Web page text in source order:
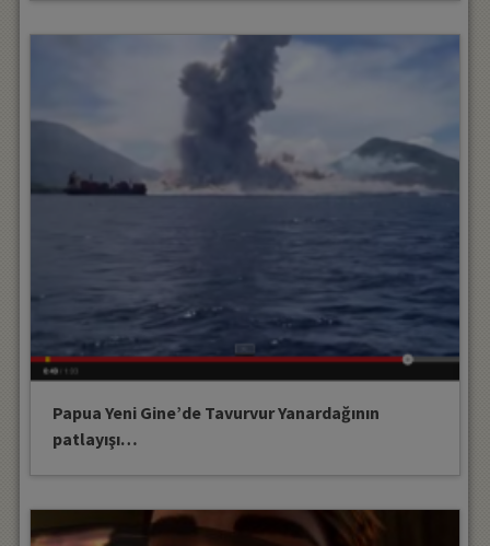
Papua Yeni Gine’de Tavurvur Yanardağının
patlayışı…